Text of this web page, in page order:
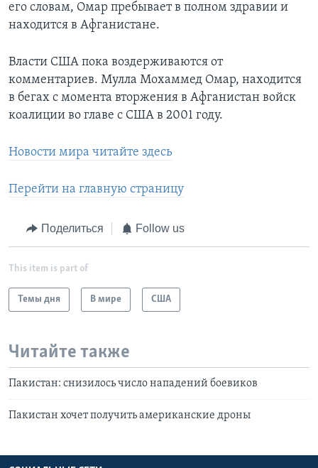
его словам, Омар пребывает в полном здравии и
находится в Афганистане.
Власти США пока воздерживаются от
комментариев. Мулла Мохаммед Омар, находится
в бегах с момента вторжения в Афганистан войск
коалиции во главе с США в 2001 году.
Новости мира читайте здесь
Перейти на главную страницу
Поделиться Follow us
This item is part of
Темы дня В мире США
Читайте также
Пакистан: снизилось число нападений боевиков
Пакистан хочет получить американские дроны